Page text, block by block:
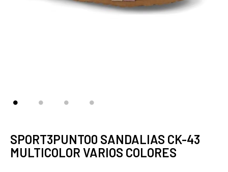
SPORT3PUNTO0 SANDALIAS CK-43
MULTICOLOR VARIOS COLORES